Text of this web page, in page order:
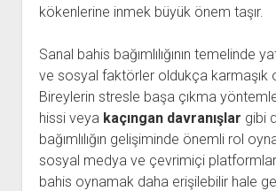
kökenlerine inmek büyük önem taşır.
Sanal bahis bağımlılığının temelinde
ve sosyal faktörler oldukça karmaşık
Bireylerin stresle başa çıkma
hissi veya kaçıngan davranışlar gibi
bağımlılığın gelişiminde önemli rol
sosyal medya ve çevrimiçi
bahis oynamak daha erişilebilir hale